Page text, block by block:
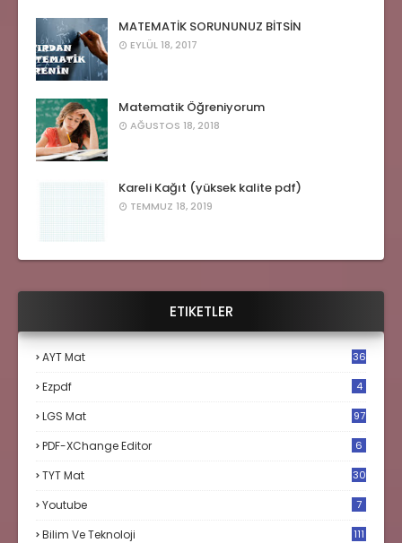
MATEMATİK SORUNUNUZ BİTSİN
EYLÜL 18, 2017
Matematik Öğreniyorum
AĞUSTOS 18, 2018
Kareli Kağıt (yüksek kalite pdf)
TEMMUZ 18, 2019
ETIKETLER
AYT Mat 36
Ezpdf 4
LGS Mat 97
PDF-XChange Editor 6
TYT Mat 30
Youtube 7
Bilim Ve Teknoloji 111